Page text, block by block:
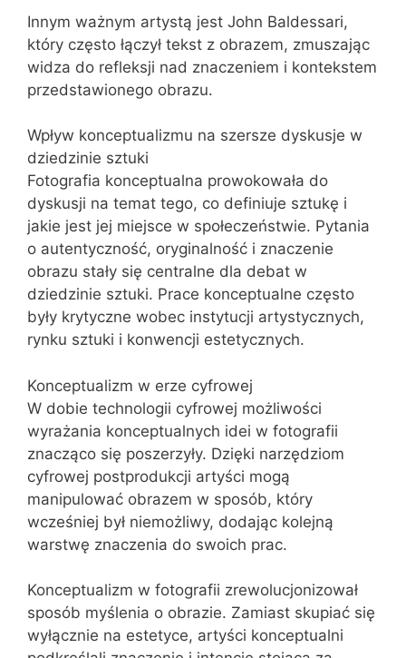
Innym ważnym artystą jest John Baldessari,
który często łączył tekst z obrazem, zmuszając
widza do refleksji nad znaczeniem i kontekstem
przedstawionego obrazu.
Wpływ konceptualizmu na szersze dyskusje w
dziedzinie sztuki
Fotografia konceptualna prowokowała do
dyskusji na temat tego, co definiuje sztukę i
jakie jest jej miejsce w społeczeństwie. Pytania
o autentyczność, oryginalność i znaczenie
obrazu stały się centralne dla debat w
dziedzinie sztuki. Prace konceptualne często
były krytyczne wobec instytucji artystycznych,
rynku sztuki i konwencji estetycznych.
Konceptualizm w erze cyfrowej
W dobie technologii cyfrowej możliwości
wyrażania konceptualnych idei w fotografii
znacząco się poszerzyły. Dzięki narzędziom
cyfrowej postprodukcji artyści mogą
manipulować obrazem w sposób, który
wcześniej był niemożliwy, dodając kolejną
warstwę znaczenia do swoich prac.
Konceptualizm w fotografii zrewolucjonizował
sposób myślenia o obrazie. Zamiast skupiać się
wyłącznie na estetyce, artyści konceptualni